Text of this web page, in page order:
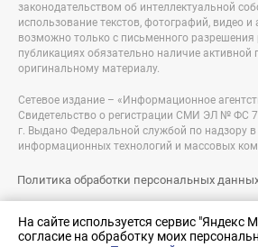
На сайте используется сервис "Яндекс
согласие на обработку моих
законодательством об интеллектуальной
использование текстов, фотографий, видео
возможно только с письменного
публикациях обязательно наличие активной
оригинальному материалу.
Сетевое издание – «Информационное
Свидетельство о регистрации СМИ ЭЛ № ФС
г. Выдано Федеральной службой по надзору в
информационных технологий и массовых
Политика обработки персональных